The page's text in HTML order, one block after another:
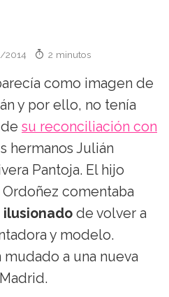
2014 2 minutos
como imagen de
y por ello, no tenía
su reconciliación con
hermanos Julián
Pantoja. El hijo
comentaba
de volver a
y modelo.
mudado a una nueva